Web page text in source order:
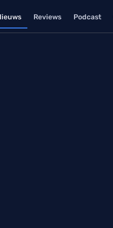
Reviews Podcast